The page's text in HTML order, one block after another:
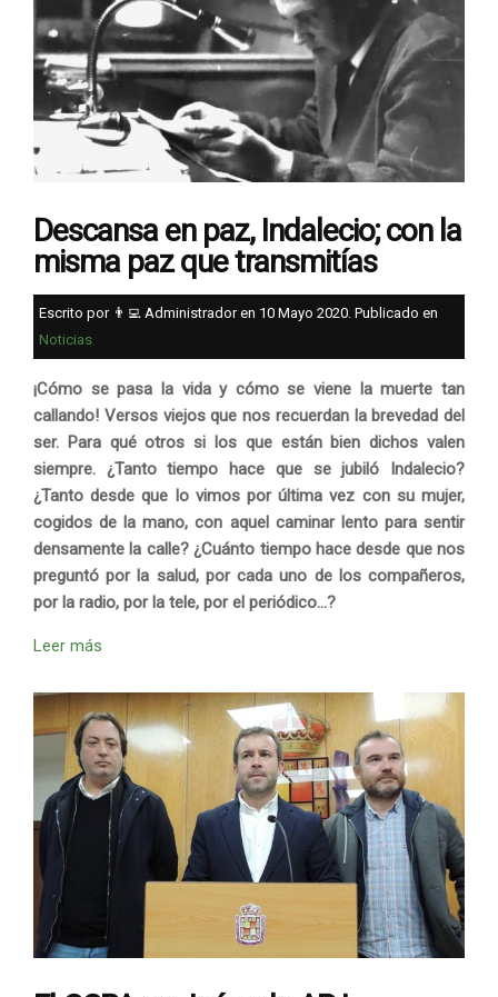
Descansa en paz, Indalecio; con la
misma paz que transmitías
Escrito por 👨‍💻 Administrador en 10 Mayo 2020 . Publicado en
Noticias
¡Cómo se pasa la vida y cómo se viene la muerte tan
callando! Versos viejos que nos recuerdan la brevedad del
ser. Para qué otros si los que están bien dichos valen
siempre. ¿Tanto tiempo hace que se jubiló Indalecio?
¿Tanto desde que lo vimos por última vez con su mujer,
cogidos de la mano, con aquel caminar lento para sentir
densamente la calle? ¿Cuánto tiempo hace desde que nos
preguntó por la salud, por cada uno de los compañeros,
por la radio, por la tele, por el periódico…?
Leer más